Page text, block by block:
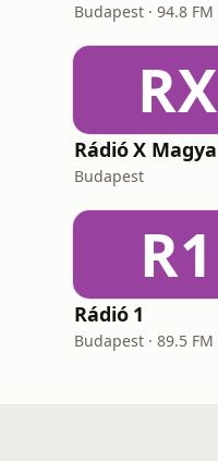
Budapest · 94.8 FM
RX
Budapest
R1
Rádió 1
Budapest · 89.5 FM